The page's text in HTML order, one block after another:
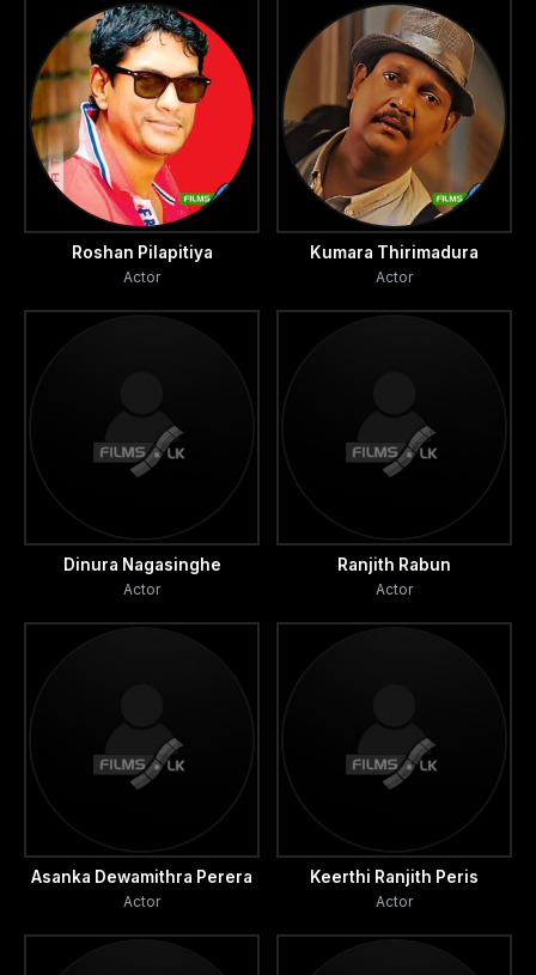
Roshan Pilapitiya
Actor
Kumara Thirimadura
Actor
Dinura Nagasinghe
Actor
Ranjith Rabun
Actor
Asanka Dewamithra Perera
Actor
Keerthi Ranjith Peris
Actor